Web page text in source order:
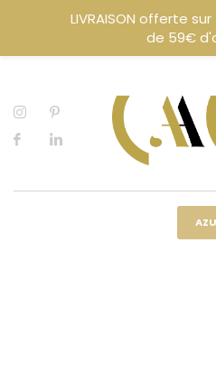
LIVRAISON offerte
de 59€